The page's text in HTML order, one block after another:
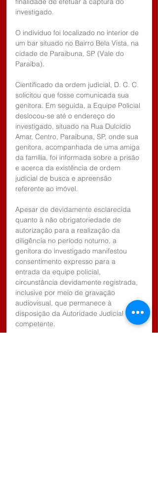
investigado.
O indivíduo foi localizado no interior de
um bar situado no Bairro Bela Vista, na
cidade de Paraibuna, SP (Vale do
Paraíba).
Cientificado da ordem judicial, D. C. C.
solicitou que fosse comunicada sua
genitora. Em seguida, a Equipe Policial
deslocou-se até o endereço do
investigado, situado na Rua Dulcídio
Amar, Centro, Paraibuna, SP, onde sua
genitora, acompanhada de uma amiga
da família, foi informada sobre a prisão
e acerca da existência de ordem
judicial de busca e apreensão
referente ao imóvel.
Apesar de devidamente esclarecida
quanto à não obrigatoriedade de
autorização para a realização da
diligência no período noturno, a
genitora do investigado manifestou
consentimento expresso para a
entrada da equipe policial,
circunstância devidamente registrada,
inclusive por meio de gravação
audiovisual, que permanece à
disposição da Autoridade Judicial
competente.